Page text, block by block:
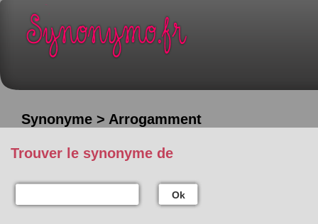
Synonyme > Arrogamment
Trouver le synonyme de
Ok